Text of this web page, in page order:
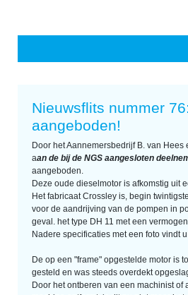
Nieuwsflits nummer
aangeboden!
Door het Aannemersbedrijf B. van
aan de bij de NGS aangesloten
aangeboden.
Deze oude dieselmotor is afkomstig uit
Het fabricaat Crossley is, begin
voor de aandrijving van de pompen in
geval. het type DH 11 met een
Nadere specificaties met een foto vindt
De op een "frame" opgestelde motor is
gesteld en was steeds overdekt
Door het ontberen van een machinist